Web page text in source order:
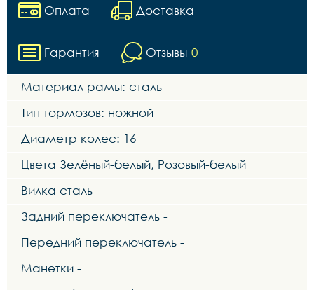
Оплата Доставка
Гарантия Отзывы 0
Материал рамы: сталь
Тип тормозов: ножной
Диаметр колес: 16
Цвета Зелёный-белый, Розовый-белый
Вилка сталь
Задний переключатель -
Передний переключатель -
Манетки -